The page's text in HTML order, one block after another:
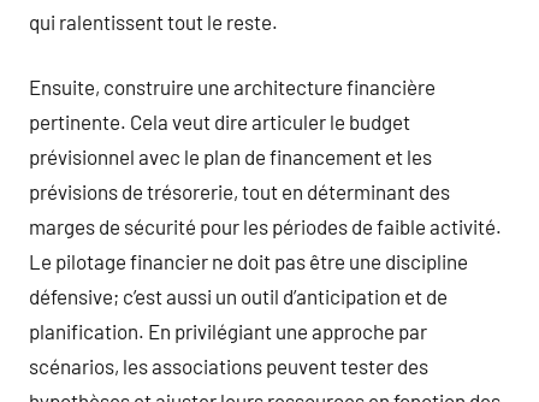
qui ralentissent tout le reste.
Ensuite, construire une architecture financière
pertinente. Cela veut dire articuler le budget
prévisionnel avec le plan de financement et les
prévisions de trésorerie, tout en déterminant des
marges de sécurité pour les périodes de faible activité.
Le pilotage financier ne doit pas être une discipline
défensive; c’est aussi un outil d’anticipation et de
planification. En privilégiant une approche par
scénarios, les associations peuvent tester des